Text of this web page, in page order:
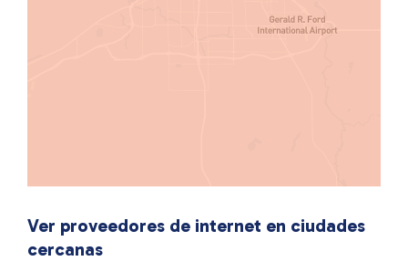
Ver proveedores de internet en ciudades
cercanas